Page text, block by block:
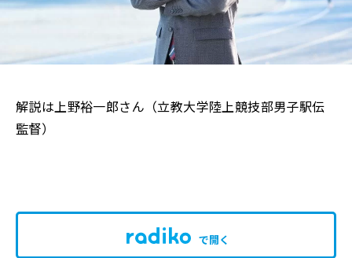
解説は上野裕一郎さん（立教大学陸上競技部男子駅伝
監督）
で開く